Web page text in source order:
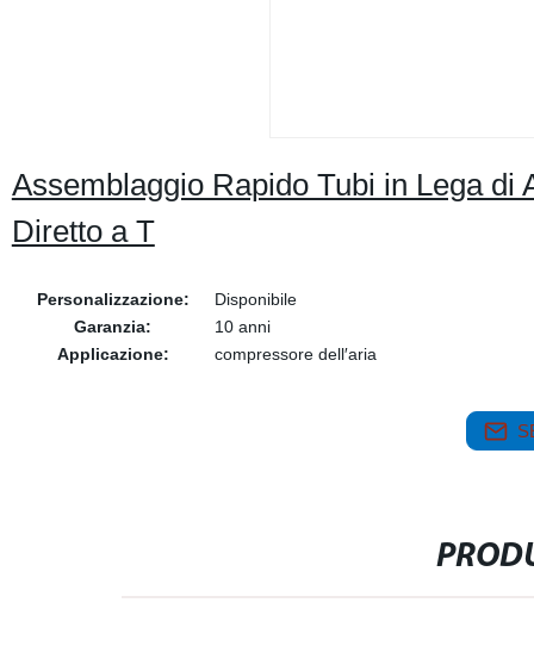
Assemblaggio Rapido Tubi in Lega di
Diretto a T
Personalizzazione:
Disponibile
Garanzia:
10 anni
Applicazione:
compressore dell′aria